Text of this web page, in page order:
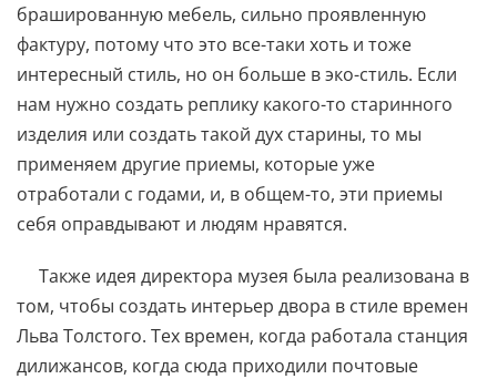
брашированную мебель, сильно проявленную
фактуру, потому что это все-таки хоть и тоже
интересный стиль, но он больше в эко-стиль. Если
нам нужно создать реплику какого-то старинного
изделия или создать такой дух старины, то мы
применяем другие приемы, которые уже
отработали с годами, и, в общем-то, эти приемы
себя оправдывают и людям нравятся.
Также идея директора музея была реализована в
том, чтобы создать интерьер двора в стиле времен
Льва Толстого. Тех времен, когда работала станция
дилижансов, когда сюда приходили почтовые